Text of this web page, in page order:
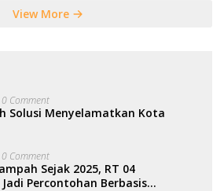
View More
0 Comment
Solusi Menyelamatkan Kota
0 Comment
Sejak 2025, RT 04
Percontohan Berbasis